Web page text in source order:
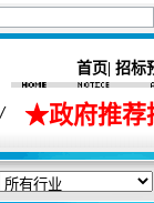
首页 招标
★政府推荐